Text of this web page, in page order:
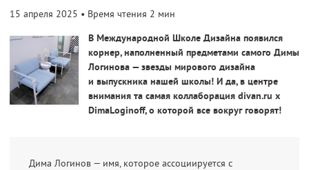
15 апреля 2025 • Время чтения 2 мин
В Международной Школе Дизайна появился
корнер, наполненный предметами самого Димы
Логинова — звезды мирового дизайна
и выпускника нашей школы! И да, в центре
внимания та самая коллаборация divan.ru x
DimaLoginoff, о которой все вокруг говорят!
Дима Логинов — имя, которое ассоциируется с